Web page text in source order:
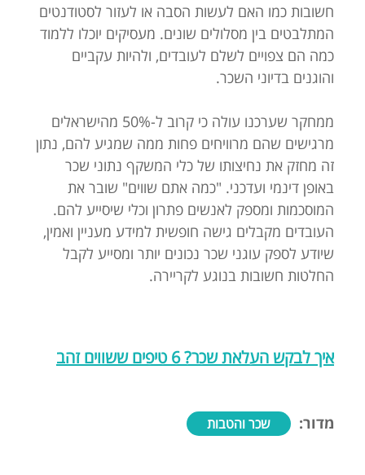
חשובות כמו האם לעשות הסבה או לעזור לסטודנטים
המתלבטים בין מסלולים שונים. מעסיקים יוכלו ללמוד
כמה הם צפויים לשלם לעובדים, ולהיות עקביים
והוגנים בדיוני השכר.
ממחקר שערכנו עולה כי קרוב ל-50% מהישראלים
מרגישים שהם מרוויחים פחות ממה שמגיע להם, נתון
זה מחזק את נחיצותו של כלי המשקף נתוני שכר
באופן דינמי ועדכני. "כמה אתם שווים" שובר את
המוסכמות ומספק לאנשים פתרון וכלי שיסייע להם.
העובדים מקבלים גישה חופשית למידע מעניין ואמין,
שיודע לספק עוגני שכר נכונים יותר ומסייע לקבל
החלטות חשובות בנוגע לקריירה.
איך לבקש העלאת שכר? 6 טיפים ששווים זהב
מדור: שכר והטבות